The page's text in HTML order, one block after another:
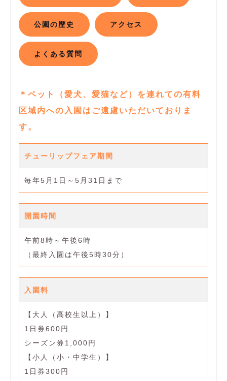
公園の歴史 アクセス
よくある質問
＊ペット（愛犬、愛猫など）を連れての有料
区域内への入園はご遠慮いただいておりま
す。
チューリップフェア期間
毎年5月1日～5月31日まで
開園時間
午前8時～午後6時
（最終入園は午後5時30分）
入園料
【大人（高校生以上）】
1日券600円
シーズン券1,000円
【小人（小・中学生）】
1日券300円